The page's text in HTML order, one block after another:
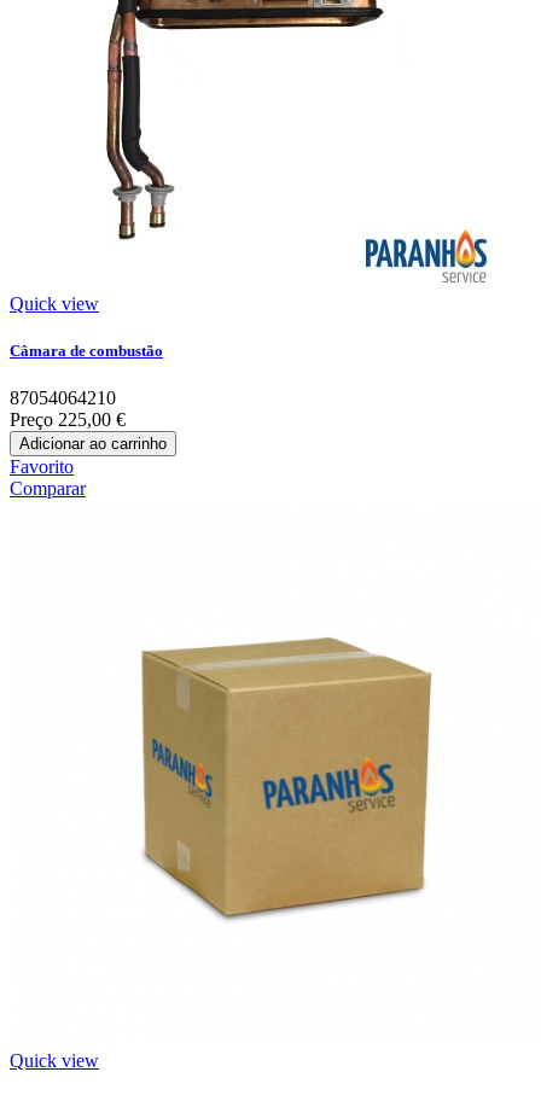
Quick view
Câmara de combustão
87054064210
Preço 225,00 €
Adicionar ao carrinho
Favorito
Comparar
Quick view